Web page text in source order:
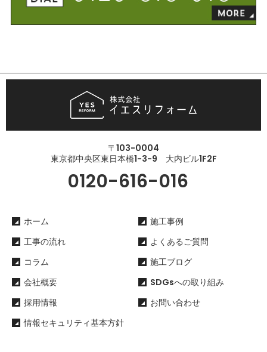
〒103-0004
東京都中央区東日本橋1-3-9 大内ビル1F2F
0120-616-016
ホーム
施工事例
工事の流れ
よくあるご質問
コラム
施工ブログ
会社概要
SDGsへの取り組み
採用情報
お問い合わせ
情報セキュリティ基本方針